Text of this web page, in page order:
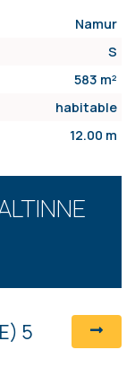
Namur
S
583 m²
habitable
12.00 m
5